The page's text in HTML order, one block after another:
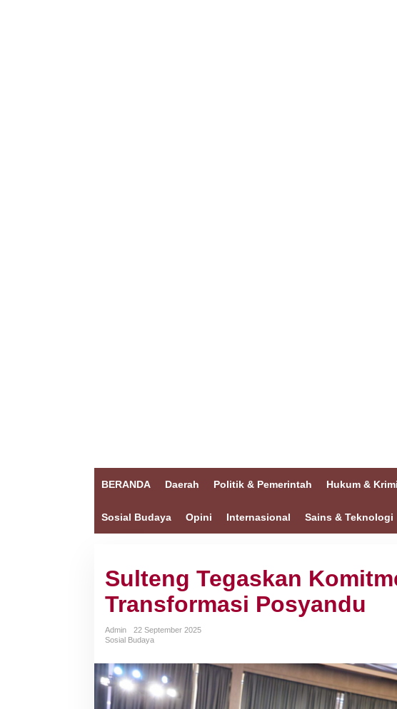
BERANDA Daerah Politik & Pemerintah Hukum &
Sosial Budaya Opini Internasional Sains & Teknologi
Sulteng Tegaskan
Transformasi Posyandu
Admin
22 September 2025
Sosial Budaya